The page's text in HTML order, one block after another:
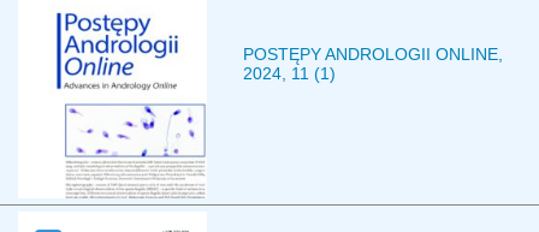
POSTĘPY ANDROLOGII ONLINE,
2024, 11 (1)